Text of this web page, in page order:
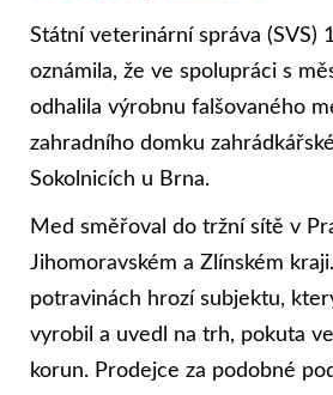
Státní veterinární správa (SVS)
oznámila, že ve spolupráci s
odhalila výrobnu falšovaného
zahradního domku
Sokolnicích u Brna.
Med směřoval do tržní sítě v
Jihomoravském a Zlínském
potravinách hrozí subjektu,
vyrobil a uvedl na trh, pokuta
korun. Prodejce za podobné